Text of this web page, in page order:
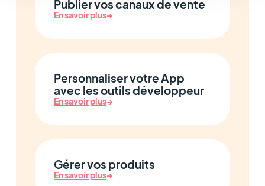
Publier vos canaux de vente
En savoir plus→
Personnaliser votre App
avec les outils développeur
En savoir plus→
Gérer vos produits
En savoir plus→